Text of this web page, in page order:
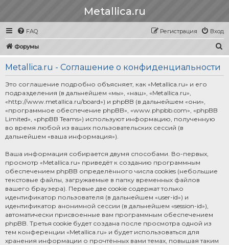
Metallica.ru
FAQ Вход
Регистрация
Форумы
Metallica.ru - Соглашение о конфиденциальности
Это соглашение подробно объясняет, как «Metallica.ru» и его
подразделения (в дальнейшем «мы», «наш», «Metallica.ru»,
«http://www.metallica.ru/board») и phpBB (в дальнейшем «они»,
«программное обеспечение phpBB», «www.phpbb.com», «phpBB
Limited», «phpBB Teams») используют информацию, полученную
во время любой из ваших пользовательских сессий (в
дальнейшем «ваша информация»).
Ваша информация собирается двумя способами. Во-первых,
просмотр «Metallica.ru» приведёт к созданию программным
обеспечением phpBB определённого числа cookies (небольшие
текстовые файлы, загружаемые в папку временных файлов
вашего браузера). Первые две cookie содержат только
идентификатор пользователя (в дальнейшем «user-id») и
идентификатор анонимной сессии (в дальнейшем «session-id»),
автоматически присвоенные вам программным обеспечением
phpBB. Третья cookie будет создана после просмотра одной из
тем конференции «Metallica.ru» и будет использоваться для
хранения информации о прочтённых вами темах, повышая таким